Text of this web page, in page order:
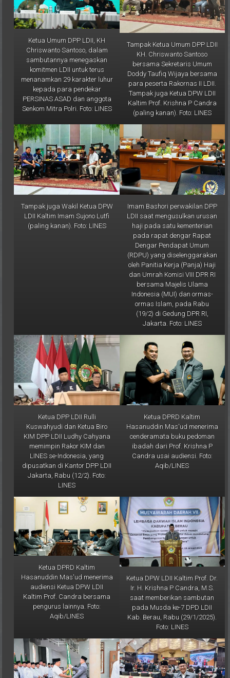
Ketua Umum DPP LDII, KH
Chriswanto Santoso, dalam
sambutannya menegaskan
komitmen LDII untuk terus
menanamkan 29 karakter luhur
kepada para pendekar
PERSINAS ASAD dan anggota
Senkom Mitra Polri. Foto: LINES
Tampak Ketua Umum DPP LDII
KH. Chriswanto Santoso
bersama Sekretaris Umum
Doddy Taufiq Wijaya bersama
para peserta Rakornas II LDII.
Tampak juga Ketua DPW LDII
Kaltim Prof. Krishna P Candra
(paling kanan). Foto: LINES
Tampak juga Wakil Ketua DPW
LDII Kaltim Imam Sujono Lutfi
(paling kanan). Foto: LINES
Imam Bashori perwakilan DPP
LDII saat mengusulkan urusan
haji pada satu kementerian
pada rapat dengar Rapat
Dengar Pendapat Umum
(RDPU) yang diselenggarakan
oleh Panitia Kerja (Panja) Haji
dan Umrah Komisi VIII DPR RI
bersama Majelis Ulama
Indonesia (MUI) dan ormas-
ormas Islam, pada Rabu
(19/2) di Gedung DPR RI,
Jakarta. Foto: LINES
Ketua DPP LDII Rulli
Kuswahyudi dan Ketua Biro
KIM DPP LDII Ludhy Cahyana
memimpin Rakor KIM dan
LINES se-Indonesia, yang
dipusatkan di Kantor DPP LDII
Jakarta, Rabu (12/2). Foto:
LINES
Ketua DPRD Kaltim
Hasanuddin Mas'ud menerima
cenderamata buku pedoman
ibadah dari Prof. Krishna P
Candra usai audiensi. Foto:
Aqib/LINES
Ketua DPRD Kaltim
Hasanuddin Mas'ud menerima
audiensi Ketua DPW LDII
Kaltim Prof. Candra bersama
pengurus lainnya. Foto:
Aqib/LINES
Ketua DPW LDII Kaltim Prof. Dr.
Ir. H. Krishna P Candra, M.S.
saat memberikan sambutan
pada Musda ke-7 DPD LDII
Kab. Berau, Rabu (29/1/2025).
Foto: LINES